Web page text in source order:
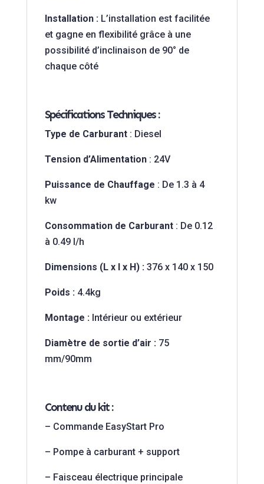
Installation: L’installation est facilitée
et gagne en flexibilité grâce à une
possibilité d’inclinaison de 90° de
chaque côté
Spécifications Techniques :
Type de Carburant: Diesel
Tension d’Alimentation: 24V
Puissance de Chauffage : De 1.3 à 4
kw
Consommation de Carburant: De 0.12
à 0.49 l/h
Dimensions (L x l x H) :376 x 140 x 150
Poids :4.4kg
Montage : Intérieur ou extérieur
Diamètre de sortie d’air : 75
mm/90mm
Contenu du kit :
– Commande EasyStart Pro
– Pompe à carburant+ support
– Faisceau électrique principale